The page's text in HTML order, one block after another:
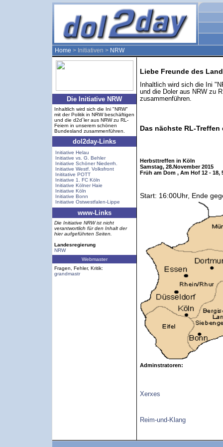
Home > Initiativen > NRW
Die Initiative NRW
Liebe Freunde des
Inhaltlich wird sich die Ini
und die Doler aus NRW zu
zusammenführen.
Das nächste RL-Treffen
Herbsttreffen in Köln
Samstag, 28.November 2015
Früh am Dom , Am Hof 12 - 18,
Start: 16:00Uhr, Ende
Adminstratoren:
Xerxes
Reim-und-Klang
Inhaltlich wird sich die Ini "NRW"
mit der Politik in NRW beschäftigen
und die d2d´ler aus NRW zu RL-
Feiern in unserem schönen
Bundesland zusammenführen.
dol2day-Links
Initiative Helau
Initiative vs. G. Behler
Initiative Schöner Niederrh.
Initiative Westf. Volksfront
Inititative POTT
Initiative 1. FC Köln
Initiative Kölner Haie
Initiative Köln
Initiative Bonn
Initiative Ostwestfalen-Lippe
www-Links
Die Initiative NRW ist nicht
verantwortlich für den Inhalt der
hier aufgeführten Seiten.
Landesregierung
NRW
Webmaster
Fragen, Fehler, Kritik:
grandmastr